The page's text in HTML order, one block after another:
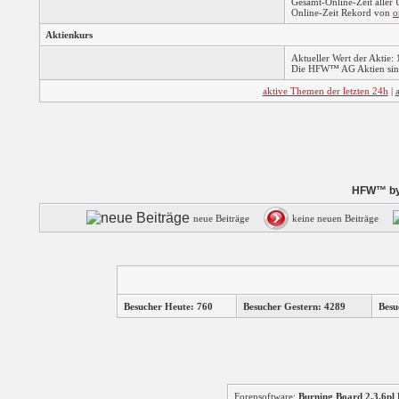
Online-Zeit Rekord von
Aktienkurs
Aktueller Wert der Aktie:
Die HFW™ AG Aktien
aktive Themen der letzten 24h |
HFW™
neue Beiträge keine neuen Beiträge
Besucher Heute: 760 Besucher Gestern: 4289
Forensoftware: Burning Board